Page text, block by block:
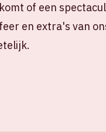
of een
en extra's van